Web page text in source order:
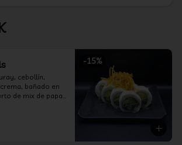
-15%
cebollín,
bañado en
de mix de papas